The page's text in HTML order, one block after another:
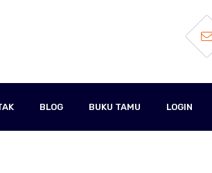
BLOG BUKU TAMU LOGIN